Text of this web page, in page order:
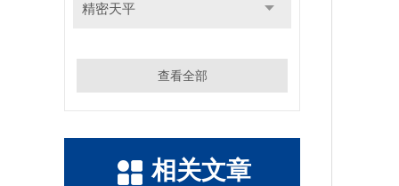
精密天平
查看全部
相关文章